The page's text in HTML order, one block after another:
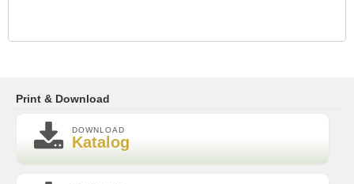
Print & Download
DOWNLOAD
Katalog